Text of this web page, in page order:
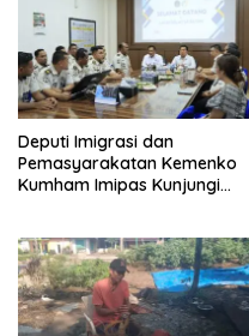
Deputi Imigrasi dan
Pemasyarakatan Kemenko
Kumham Imipas Kunjungi